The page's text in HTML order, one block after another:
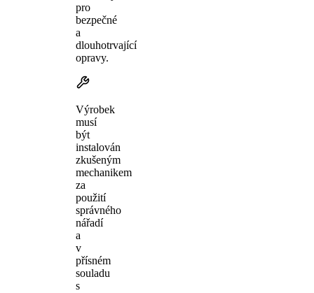
pro
bezpečné
a
dlouhotrvající
opravy.
Výrobek
musí
být
instalován
zkušeným
mechanikem
za
použití
správného
nářadí
a
v
přísném
souladu
s